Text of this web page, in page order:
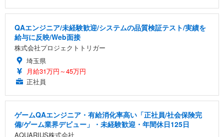
QAエンジニア/未経験歓迎/システムの品質検証テスト/実績を
給与に反映/Web面接
株式会社プロジェクトトリガー
埼玉県
月給31万円～45万円
正社員
ゲームQAエンジニア・有給消化率高い「正社員/社会保険完
備/ゲーム業界デビュー」・未経験歓迎・年間休日125日
AQUARIUS株式会社